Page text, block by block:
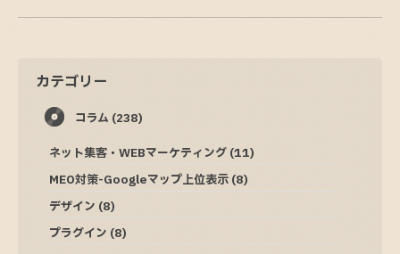
カテゴリー
コラム (238)
ネット集客・WEBマーケティング (11)
MEO対策-Googleマップ上位表示 (8)
デザイン (8)
プラグイン (8)